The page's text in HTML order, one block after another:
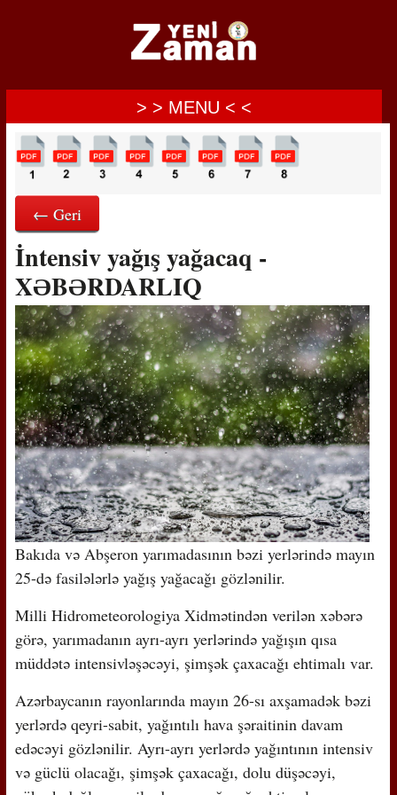
> > MENU < <
← Geri
İntensiv yağış yağacaq -
XƏBƏRDARLIQ
Bakıda və Abşeron yarımadasının bəzi yerlərində mayın
25-də fasilələrlə yağış yağacağı gözlənilir.
Milli Hidrometeorologiya Xidmətindən verilən xəbərə
görə, yarımadanın ayrı-ayrı yerlərində yağışın qısa
müddətə intensivləşəcəyi, şimşək çaxacağı ehtimalı var.
Azərbaycanın rayonlarında mayın 26-sı axşamadək bəzi
yerlərdə qeyri-sabit, yağıntılı hava şəraitinin davam
edəcəyi gözlənilir. Ayrı-ayrı yerlərdə yağıntının intensiv
və güclü olacağı, şimşək çaxacağı, dolu düşəcəyi,